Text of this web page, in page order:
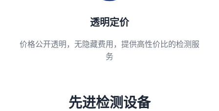
透明定价
价格公开透明，无隐藏费用，提供高性价比的检测服
务
先进检测设备